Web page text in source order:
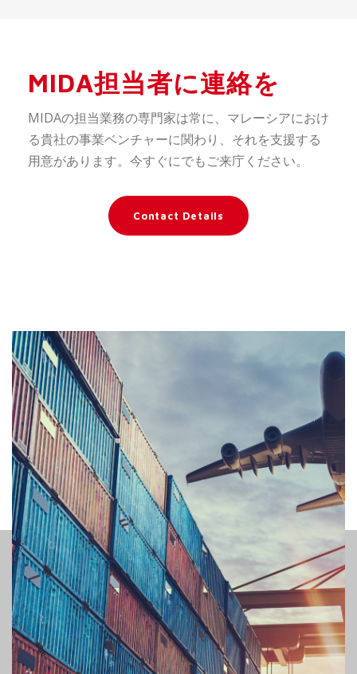
MIDA担当者に連絡を
MIDAの担当業務の専門家は常に、マレーシアにおけ
る貴社の事業ベンチャーに関わり、それを支援する
用意があります。今すぐにでもご来庁ください。
Contact Details